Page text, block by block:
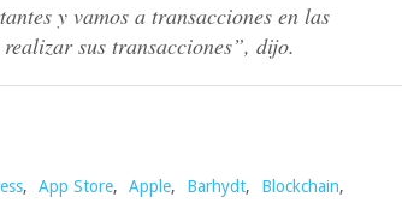
y vamos a transacciones en las
sus transacciones”, dijo.
, App Store, Apple, Barhydt, Blockchain,